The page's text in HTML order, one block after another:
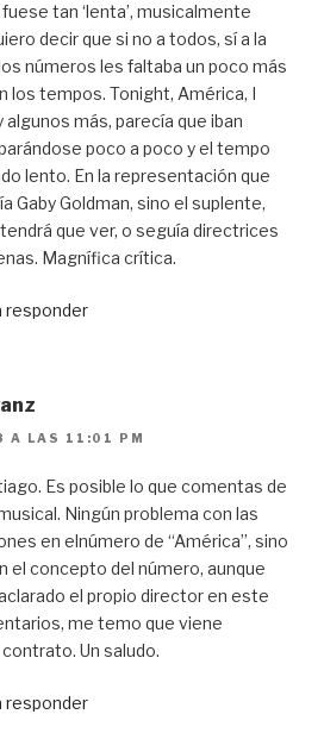
tan ‘lenta’, musicalmente
decir que si no a todos, sí a la
números les faltaba un poco más
los tempos. Tonight, América, I
algunos más, parecía que iban
poco a poco y el tempo
lento. En la representación que
Gaby Goldman, sino el suplente,
que ver, o seguía directrices
Magnífica crítica.
responder
LAS 11:01 PM
Es posible lo que comentas de
Ningún problema con las
en elnúmero de “América”, sino
el concepto del número, aunque
el propio director en este
me temo que viene
Un saludo.
responder